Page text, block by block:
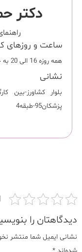
دکتر
ساعت و روزهای
همه روزه 16 الی 20 به جز پنجشنبه ها
نشانی
پزشکان95-طبقه4
دیدگاهتان را
نشانی ایمیل شما منتشر